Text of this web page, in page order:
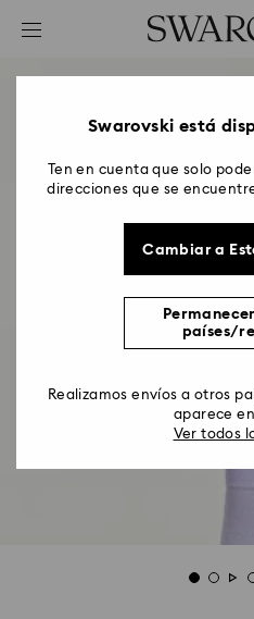
Accesskeys list
2 - FooterSwarovski está
Ten en cuenta que solo
direcciones que se
Cambiar a
países/
Realizamos envíos a otros
aparece
Ver todos